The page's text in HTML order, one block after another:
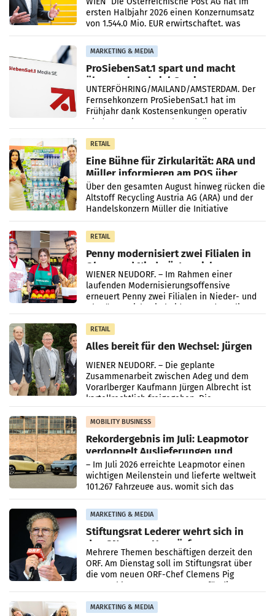
ersten Halbjahr 2026 einen Konzernumsatz
von 1.544,0 Mio. EUR erwirtschaftet, was
einem Plus von 3,8 Prozent gegenüber dem
Vergleichszeitraum
MARKETING & MEDIA
ProSiebenSat.1 spart und macht
überraschend viel Gewinn
UNTERFÖHRING/MAILAND/AMSTERDAM. Der
Fernsehkonzern ProSiebenSat.1 hat im
Frühjahr dank Kostensenkungen operativ
wieder Gewinn gemacht und die
RETAIL
Eine Bühne für Zirkularität: ARA und
Müller informieren am POS über
Kreislauffähigkeit
Über den gesamten August hinweg rücken die
Altstoff Recycling Austria AG (ARA) und der
Handelskonzern Müller die Initiative
„Kreislauf-Helden“ in allen österreichischen
Müller-Filialen
RETAIL
Penny modernisiert zwei Filialen in
Ober- und Niederösterreich
WIENER NEUDORF. – Im Rahmen einer
laufenden Modernisierungsoffensive
erneuert Penny zwei Filialen in Nieder- und
Oberösterreich. Die beiden Standorte liegen
RETAIL
Alles bereit für den Wechsel: Jürgen
Albrecht setzt ab 1.1.2027 auf Adeg
WIENER NEUDORF. – Die geplante
Zusammenarbeit zwischen Adeg und dem
Vorarlberger Kaufmann Jürgen Albrecht ist
kartellrechtlich freigegeben: Die
Bundeswettbewerbsbehörde und der
Bundeskartellanwalt
MOBILITY BUSINESS
Rekordergebnis im Juli: Leapmotor
verdoppelt Auslieferungen und
überschreitet die 100.000er-Marke
– Im Juli 2026 erreichte Leapmotor einen
wichtigen Meilenstein und lieferte weltweit
101.267 Fahrzeuge aus, womit sich das
Ergebnis gegenüber Juli 2025 mehr als
verdoppelte (+102
MARKETING & MEDIA
Stiftungsrat Lederer wehrt sich in
den SN gegen Vorwürfe
Mehrere Themen beschäftigen derzeit den
ORF. Am Dienstag soll im Stiftungsrat über
die vom neuen ORF-Chef Clemens Pig
vorgeschlagenen Besetzungen für die
MARKETING & MEDIA